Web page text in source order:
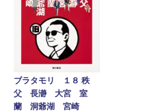
ブラタモリ １８ 秩
父 長瀞 大宮 室
蘭 洞爺湖 宮崎